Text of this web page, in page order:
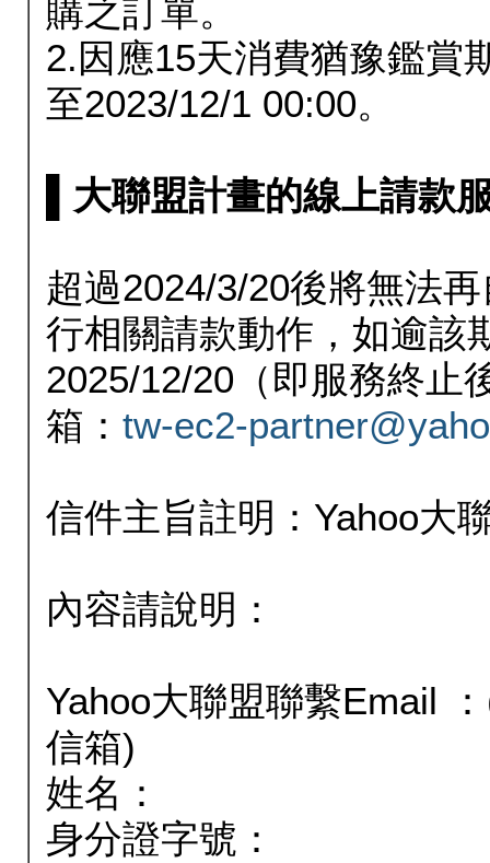
購之訂單。
2.因應15天消費猶豫鑑賞
至2023/12/1 00:00。
▌大聯盟計畫的線上請款
超過2024/3/20後將無法
行相關請款動作，如逾該
2025/12/20（即服務終止
箱： tw-ec2-
信件主旨註明：Yahoo大
內容請說明：
Yahoo大聯盟聯繫Email
信箱)
姓名：
身分證字號：